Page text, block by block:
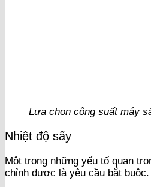
Lựa chọn công suất máy
Nhiệt độ sấy
Một trong những yếu tố quan
chỉnh được là yêu cầu bắt